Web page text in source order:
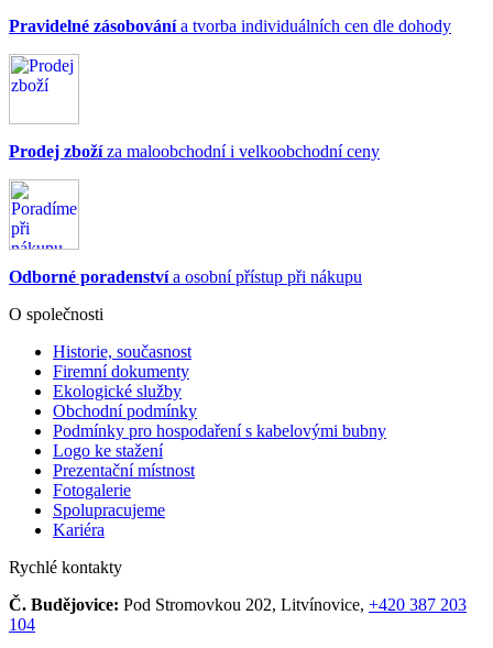
Pravidelné zásobovánía tvorba individuálních cen dle dohody
Prodej zbožíza maloobchodní i velkoobchodní ceny
Odborné poradenstvía osobní přístup při nákupu
O společnosti
Historie, současnost
Firemní dokumenty
Ekologické služby
Obchodní podmínky
Podmínky pro hospodaření s kabelovými bubny
Logo ke stažení
Prezentační místnost
Fotogalerie
Spolupracujeme
Kariéra
Rychlé kontakty
Č. Budějovice: Pod Stromovkou 202, Litvínovice, +420 387 203
104